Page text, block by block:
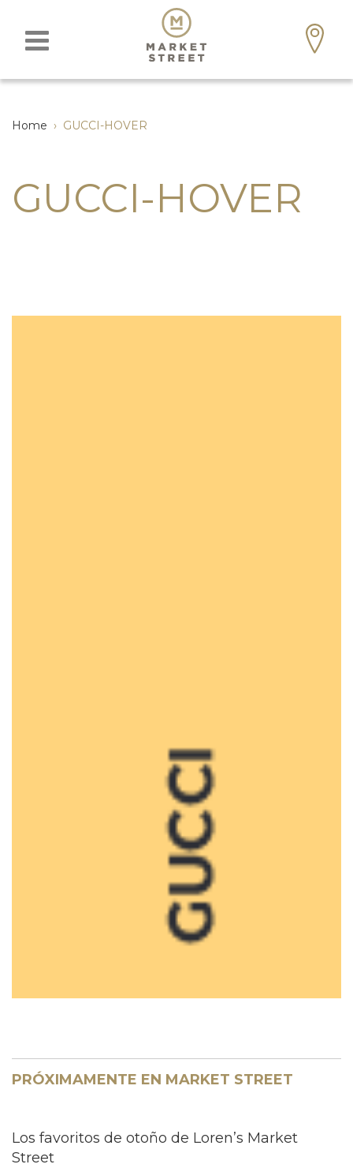
Home › GUCCI-HOVER
GUCCI-HOVER
PRÓXIMAMENTE EN MARKET STREET
Los favoritos de otoño de Loren’s Market
Street